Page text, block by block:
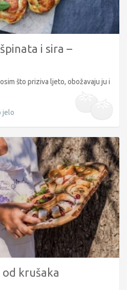
i sira –
što priziva ljeto, obožavaju ju i
jelo
krušaka